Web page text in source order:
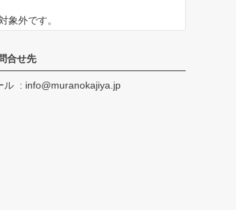
象外です。
合せ先
ル info@muranokajiya.jp